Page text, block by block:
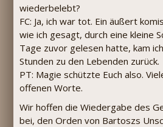
wiederbelebt?
FC: Ja, ich war tot. Ein äußert
wie ich gesagt, durch eine kleine
Tage zuvor gelesen hatte, kam
Stunden zu den Lebenden zurück.
PT: Magie schützte Euch also.
offenen Worte.
Wir hoffen die Wiedergabe des
bei, den Orden von Bartoszs